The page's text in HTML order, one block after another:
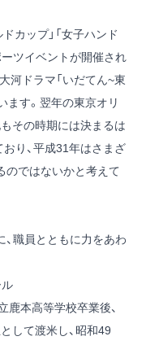
カップ」「女子ハンド
ツイベントが開催され
河ドラマ「いだてん~東
ます。翌年の東京オリ
その時期には決まるは
り、平成31年はさまざ
のではないかと考えて
職員とともに力をあわ
ル
鹿本高等学校卒業後、
して渡米し、昭和49